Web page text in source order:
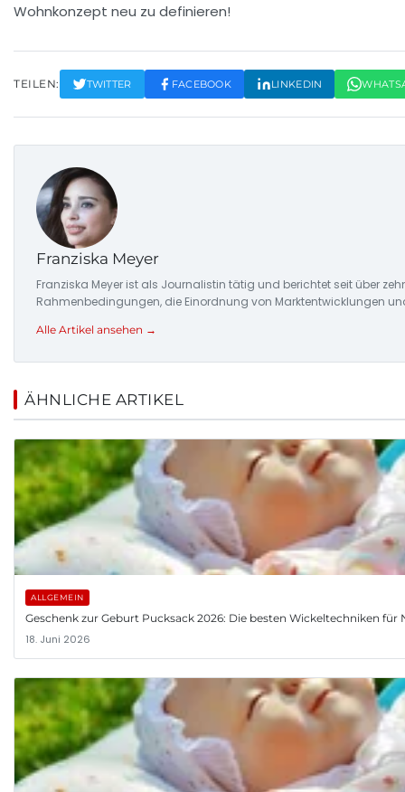
Wohnkonzept neu zu definieren!
TEILEN: TWITTER FACEBOOK LINKEDIN
Franziska Meyer
Franziska Meyer ist als Journalistin tätig und berichtet seit über
Rahmenbedingungen, die Einordnung von Marktentwicklungen
Alle Artikel ansehen →
ÄHNLICHE ARTIKEL
ALLGEMEIN
Geschenk zur Geburt Pucksack 2026: Die besten Wickeltechniken für
18. Juni 2026